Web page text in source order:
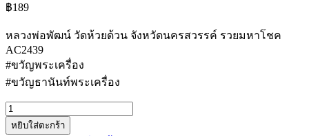
฿189
หลวงพ่อพัฒน์ วัดห้วยด้วน จังหวัดนครสวรรค์ รวยมหาโชค
AC2439
#ขวัญพระเครื่อง
#ขวัญธานันท์พระเครื่อง
จำนวน
หลวง
หยิบใส่ตะกร้า